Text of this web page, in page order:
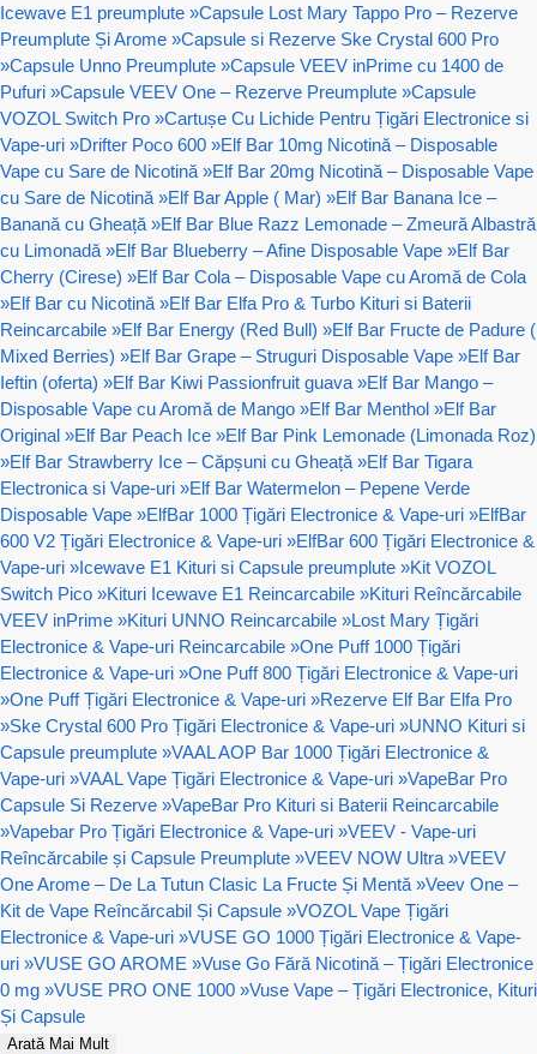
Icewave E1 preumplute »Capsule Lost Mary Tappo Pro – Rezerve
Preumplute Și Arome »Capsule si Rezerve Ske Crystal 600 Pro
»Capsule Unno Preumplute »Capsule VEEV inPrime cu 1400 de
Pufuri »Capsule VEEV One – Rezerve Preumplute »Capsule
VOZOL Switch Pro »Cartușe Cu Lichide Pentru Țigări Electronice si
Vape-uri »Drifter Poco 600 »Elf Bar 10mg Nicotină – Disposable
Vape cu Sare de Nicotină »Elf Bar 20mg Nicotină – Disposable Vape
cu Sare de Nicotină »Elf Bar Apple ( Mar) »Elf Bar Banana Ice –
Banană cu Gheață »Elf Bar Blue Razz Lemonade – Zmeură Albastră
cu Limonadă »Elf Bar Blueberry – Afine Disposable Vape »Elf Bar
Cherry (Cirese) »Elf Bar Cola – Disposable Vape cu Aromă de Cola
»Elf Bar cu Nicotină »Elf Bar Elfa Pro & Turbo Kituri si Baterii
Reincarcabile »Elf Bar Energy (Red Bull) »Elf Bar Fructe de Padure (
Mixed Berries) »Elf Bar Grape – Struguri Disposable Vape »Elf Bar
Ieftin (oferta) »Elf Bar Kiwi Passionfruit guava »Elf Bar Mango –
Disposable Vape cu Aromă de Mango »Elf Bar Menthol »Elf Bar
Original »Elf Bar Peach Ice »Elf Bar Pink Lemonade (Limonada Roz)
»Elf Bar Strawberry Ice – Căpșuni cu Gheață »Elf Bar Tigara
Electronica si Vape-uri »Elf Bar Watermelon – Pepene Verde
Disposable Vape »ElfBar 1000 Țigări Electronice & Vape-uri »ElfBar
600 V2 Țigări Electronice & Vape-uri »ElfBar 600 Țigări Electronice &
Vape-uri »Icewave E1 Kituri si Capsule preumplute »Kit VOZOL
Switch Pico »Kituri Icewave E1 Reincarcabile »Kituri Reîncărcabile
VEEV inPrime »Kituri UNNO Reincarcabile »Lost Mary Țigări
Electronice & Vape-uri Reincarcabile »One Puff 1000 Țigări
Electronice & Vape-uri »One Puff 800 Țigări Electronice & Vape-uri
»One Puff Țigări Electronice & Vape-uri »Rezerve Elf Bar Elfa Pro
»Ske Crystal 600 Pro Țigări Electronice & Vape-uri »UNNO Kituri si
Capsule preumplute »VAAL AOP Bar 1000 Țigări Electronice &
Vape-uri »VAAL Vape Țigări Electronice & Vape-uri »VapeBar Pro
Capsule Si Rezerve »VapeBar Pro Kituri si Baterii Reincarcabile
»Vapebar Pro Țigări Electronice & Vape-uri »VEEV - Vape-uri
Reîncărcabile și Capsule Preumplute »VEEV NOW Ultra »VEEV
One Arome – De La Tutun Clasic La Fructe Și Mentă »Veev One –
Kit de Vape Reîncărcabil Și Capsule »VOZOL Vape Țigări
Electronice & Vape-uri »VUSE GO 1000 Țigări Electronice & Vape-
uri »VUSE GO AROME »Vuse Go Fără Nicotină – Țigări Electronice
0 mg »VUSE PRO ONE 1000 »Vuse Vape – Țigări Electronice, Kituri
Și Capsule
Arată Mai Mult